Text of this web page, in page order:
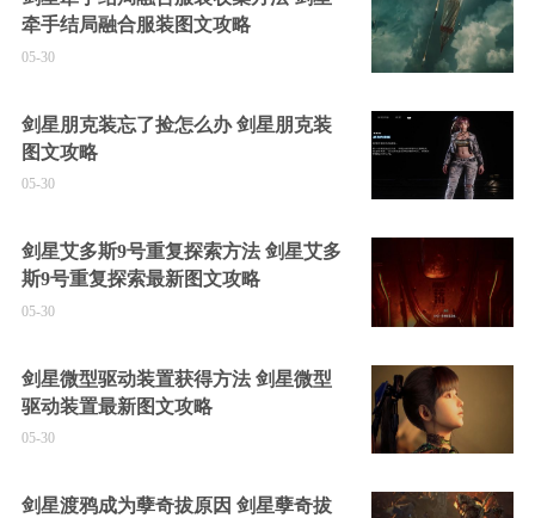
牵手结局融合服装图文攻略
05-30
剑星朋克装忘了捡怎么办 剑星朋克装
图文攻略
05-30
剑星艾多斯9号重复探索方法 剑星艾多
斯9号重复探索最新图文攻略
05-30
剑星微型驱动装置获得方法 剑星微型
驱动装置最新图文攻略
05-30
剑星渡鸦成为孽奇拔原因 剑星孽奇拔